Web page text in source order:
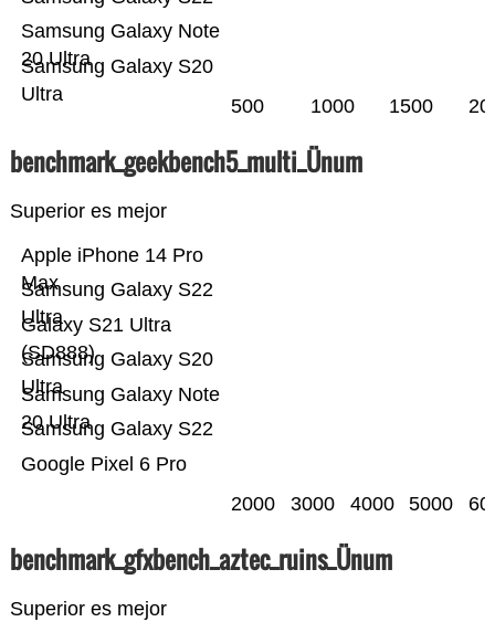
Samsung Galaxy S20
Ultra
Samsung Galaxy Note
20 Ultra
500 1000 1500
benchmark_geekbench5_multi_Ünum
Superior es mejor
Google Pixel 6 Pro
Samsung Galaxy S22
Samsung Galaxy Note
20 Ultra
Samsung Galaxy S20
Ultra
Galaxy S21 Ultra
(SD888)
Samsung Galaxy S22
Ultra
Apple iPhone 14 Pro
Max
2000 3000 4000 5000
benchmark_gfxbench_aztec_ruins_Ünum
Superior es mejor